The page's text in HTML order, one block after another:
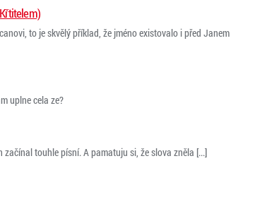
to je skvělý příklad, že jméno existovalo i před Janem
uplne cela ze?
touhle písní. A pamatuju si, že slova zněla [...]